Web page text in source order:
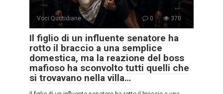
Voci Quotidiane 0 370
Il figlio di un influente senatore ha
rotto il braccio a una semplice
domestica, ma la reazione del boss
mafioso ha sconvolto tutti quelli che
si trovavano nella villa…